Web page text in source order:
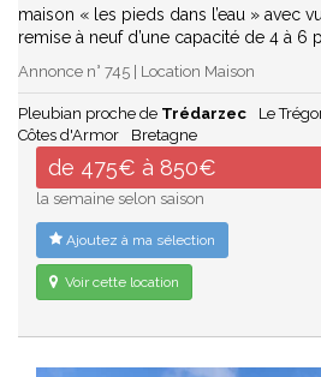
maison « les pieds dans l’eau » avec
remise à neuf d’une capacité de 4 à 6
Annonce n° 745 | Location Maison
Pleubian proche de Trédarzec
Le
Côtes d'Armor
Bretagne
de 475€ à 850€
la semaine selon saison
Ajoutez à ma sélection
Voir cette location